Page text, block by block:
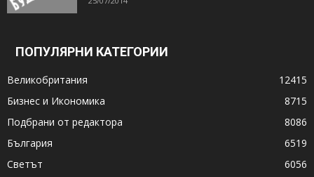
ПОПУЛЯРНИ КАТЕГОРИИ
Великобритания
12415
Бизнес и Икономика
8715
Подбрани от редактора
8086
България
6519
Светът
6056